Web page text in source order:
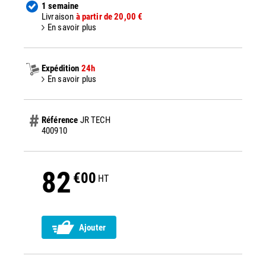
1 semaine
Livraison à partir de 20,00 €
En savoir plus
Expédition 24h
En savoir plus
Référence JR TECH
400910
82 €00 HT
Ajouter